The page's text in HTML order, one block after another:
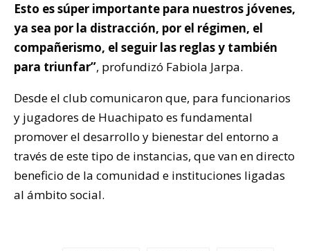
Esto es súper importante para nuestros jóvenes,
ya sea por la distracción, por el régimen, el
compañerismo, el seguir las reglas y también
para triunfar”, profundizó Fabiola Jarpa.
Desde el club comunicaron que, para funcionarios
y jugadores de Huachipato es fundamental
promover el desarrollo y bienestar del entorno a
través de este tipo de instancias, que van en directo
beneficio de la comunidad e instituciones ligadas
al ámbito social.